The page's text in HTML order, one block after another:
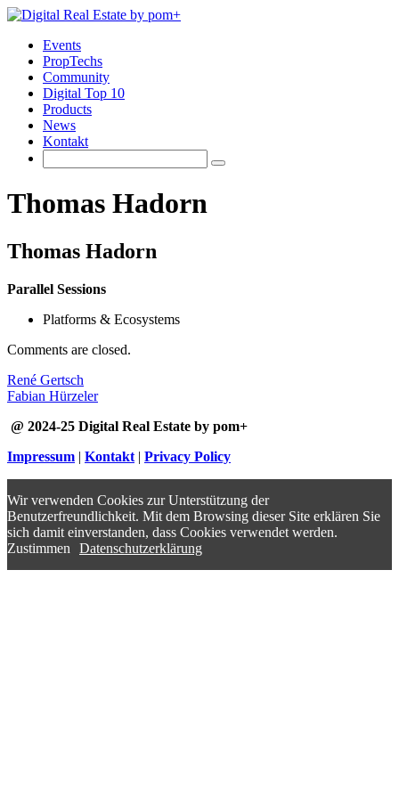
Events
PropTechs
Community
Digital Top 10
Products
News
Kontakt
Thomas Hadorn
Thomas Hadorn
Parallel Sessions
Platforms & Ecosystems
Comments are closed.
René Gertsch
Fabian Hürzeler
@ 2024-25 Digital Real Estate by pom+
Impressum | Kontakt | Privacy Policy
Wir verwenden Cookies zur Unterstützung der
Benutzerfreundlichkeit. Mit dem Browsing dieser Site erklären Sie
sich damit einverstanden, dass Cookies verwendet werden.
Zustimmen
Datenschutzerklärung